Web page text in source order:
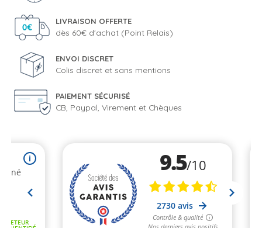
LIVRAISON OFFERTE
dès 60€ d'achat (Point Relais)
ENVOI DISCRET
Colis discret et sans mentions
PAIEMENT SÉCURISÉ
CB, Paypal, Virement et Chèques